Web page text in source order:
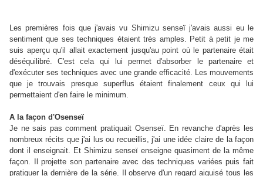
Les premières fois que j'avais vu Shimizu senseï j'avais aussi eu le
sentiment que ses techniques étaient très amples. Petit à petit je me
suis aperçu qu'il allait exactement jusqu'au point où le partenaire était
déséquilibré. C'est cela qui lui permet d'absorber le partenaire et
d'exécuter ses techniques avec une grande efficacité. Les mouvements
que je trouvais presque superflus étaient finalement ceux qui lui
permettaient d'en faire le minimum.
A la façon d'Osenseï
Je ne sais pas comment pratiquait Osenseï. En revanche d'après les
nombreux récits que j'ai lus ou recueillis, j'ai une idée claire de la façon
dont il enseignait. Et Shimizu senseï enseigne quasiment de la même
façon. Il projette son partenaire avec des techniques variées puis fait
pratiquer la dernière de la série. Il observe d'un regard aiguisé tous les